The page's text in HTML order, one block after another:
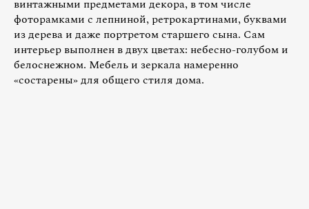
винтажными предметами декора, в том числе
фоторамками с лепниной, ретрокартинами, буквами
из дерева и даже портретом старшего сына. Сам
интерьер выполнен в двух цветах: небесно-голубом и
белоснежном. Мебель и зеркала намеренно
«состарены» для общего стиля дома.